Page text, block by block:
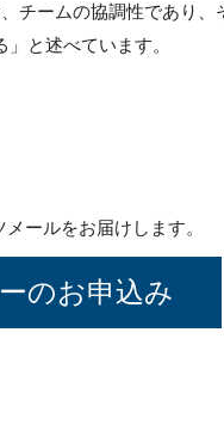
チームの協調性であり、
と述べています。
ールをお届けします。
のお申込み